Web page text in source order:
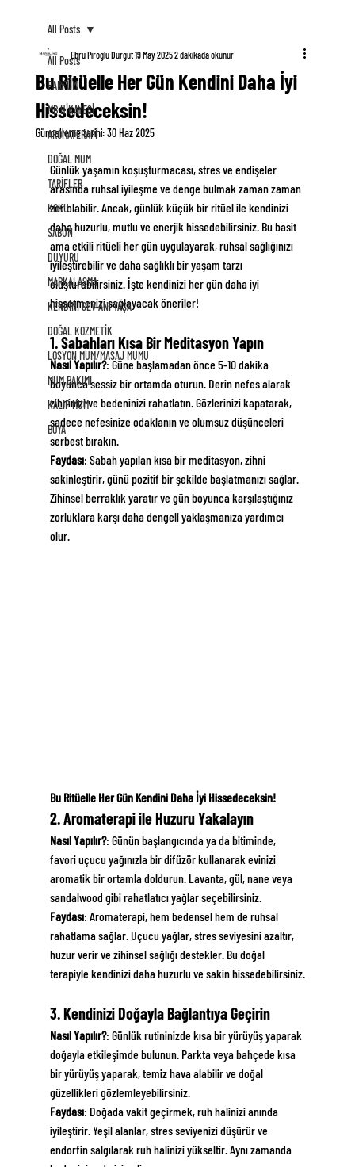
All Posts
PARFÜM
MB HİKAYESİ
AROMATERAPİ
DOĞAL MUM
TARİFLER
KOKU
SABUN
DUYURU
MARKALAŞMA
KENDİNİ SEV-ANI YAŞA
DOĞAL KOZMETİK
LOSYON MUM/MASAJ MUMU
MUM BAKIMI
KALIP MUM
BOYA
All Posts
Bu Ritüelle Her Gün Kendini Daha İyi
Hissedeceksin!
Ebru Piroglu Durgut19 May 20252 dakikada okunur
Güncelleme tarihi:30 Haz 2025
Günlük yaşamın koşuşturmacası, stres ve endişeler
arasında ruhsal iyileşme ve denge bulmak zaman zaman
zor olabilir. Ancak, günlük küçük bir ritüel ile kendinizi
daha huzurlu, mutlu ve enerjik hissedebilirsiniz. Bu basit
ama etkili ritüeli her gün uygulayarak, ruhsal sağlığınızı
iyileştirebilir ve daha sağlıklı bir yaşam tarzı
oluşturabilirsiniz. İşte kendinizi her gün daha iyi
hissetmenizi sağlayacak öneriler!
1. Sabahları Kısa Bir Meditasyon Yapın
Nasıl Yapılır?: Güne başlamadan önce 5-10 dakika
boyunca sessiz bir ortamda oturun. Derin nefes alarak
zihninizi ve bedeninizi rahatlatın. Gözlerinizi kapatarak,
sadece nefesinize odaklanın ve olumsuz düşünceleri
serbest bırakın.
Faydası: Sabah yapılan kısa bir meditasyon, zihni
sakinleştirir, günü pozitif bir şekilde başlatmanızı sağlar.
Zihinsel berraklık yaratır ve gün boyunca karşılaştığınız
zorluklara karşı daha dengeli yaklaşmanıza yardımcı
olur.
Bu Ritüelle Her Gün Kendini Daha İyi Hissedeceksin!
2. Aromaterapi ile Huzuru Yakalayın
Nasıl Yapılır?: Günün başlangıcında ya da bitiminde,
favori uçucu yağınızla bir difüzör kullanarak evinizi
aromatik bir ortamla doldurun. Lavanta, gül, nane veya
sandalwood gibi rahatlatıcı yağlar seçebilirsiniz.
Faydası: Aromaterapi, hem bedensel hem de ruhsal
rahatlama sağlar. Uçucu yağlar, stres seviyesini azaltır,
huzur verir ve zihinsel sağlığı destekler. Bu doğal
terapiyle kendinizi daha huzurlu ve sakin hissedebilirsiniz.
3. Kendinizi Doğayla Bağlantıya Geçirin
Nasıl Yapılır?: Günlük rutininizde kısa bir yürüyüş yaparak
doğayla etkileşimde bulunun. Parkta veya bahçede kısa
bir yürüyüş yaparak, temiz hava alabilir ve doğal
güzellikleri gözlemleyebilirsiniz.
Faydası: Doğada vakit geçirmek, ruh halinizi anında
iyileştirir. Yeşil alanlar, stres seviyenizi düşürür ve
endorfin salgılarak ruh halinizi yükseltir. Aynı zamanda